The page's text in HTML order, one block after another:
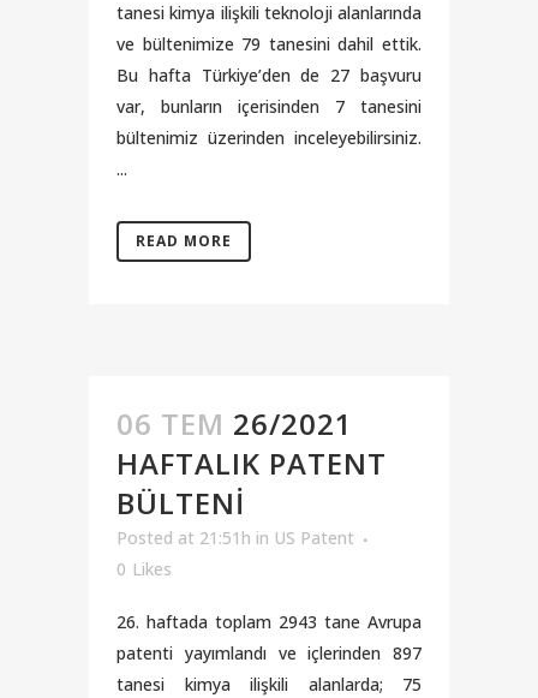
tanesi kimya ilişkili teknoloji alanlarında
ve bültenimize 79 tanesini dahil ettik.
Bu hafta Türkiye’den de 27 başvuru
var, bunların içerisinden 7 tanesini
bültenimiz üzerinden inceleyebilirsiniz.
...
READ MORE
06 TEM 26/2021
HAFTALIK PATENT
BÜLTENI
Posted at 21:51h in US Patent
0 Likes
26. haftada toplam 2943 tane Avrupa
patenti yayımlandı ve içlerinden 897
tanesi kimya ilişkili alanlarda; 75